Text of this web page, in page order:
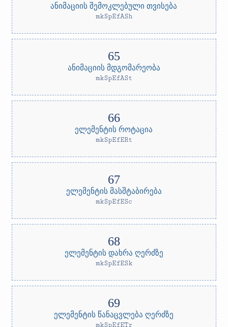
ანიმაციის შემოკლებული თვისება
mkSpEfASh
ანიმაციის მდგომარეობა
mkSpEfASt
ელემენტის როტაცია
mkSpEfERt
ელემენტის მასშტაბირება
mkSpEfESc
ელემენტის დახრა ღერძზე
mkSpEfESk
ელემენტის წანაცვლება ღერძზე
mkSpEfETr